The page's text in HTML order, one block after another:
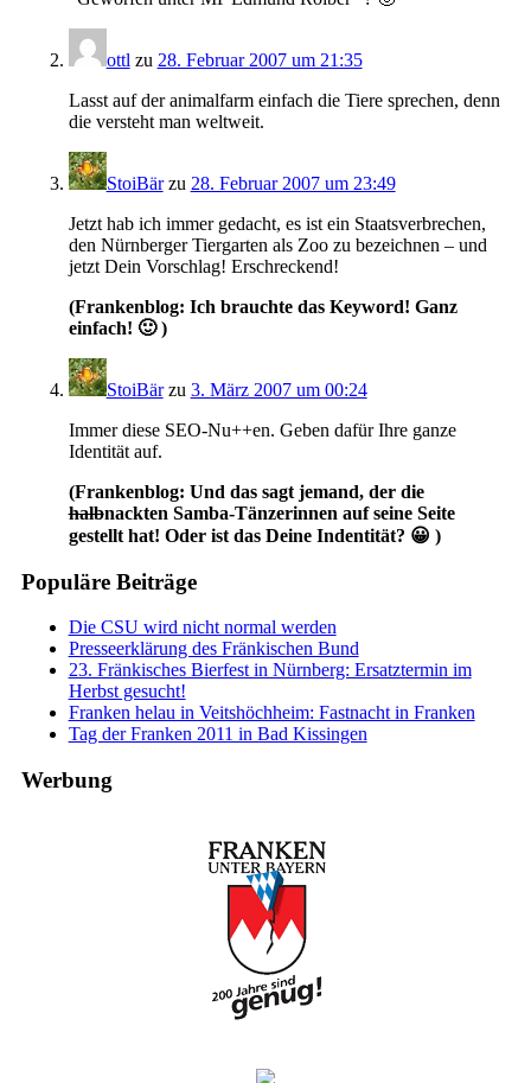
ottl zu 28. Februar 2007 um 21:35
Lasst auf der animalfarm einfach die Tiere sprechen, denn
die versteht man weltweit.
StoiBärzu 28. Februar 2007 um 23:49
Jetzt hab ich immer gedacht, es ist ein Staatsverbrechen,
den Nürnberger Tiergarten als Zoo zu bezeichnen – und
jetzt Dein Vorschlag! Erschreckend!
(Frankenblog: Ich brauchte das Keyword! Ganz
einfach! 🙂 )
StoiBärzu 3. März 2007 um 00:24
Immer diese SEO-Nu++en. Geben dafür Ihre ganze
Identität auf.
(Frankenblog: Und das sagt jemand, der die
halbnackten Samba-Tänzerinnen auf seine Seite
gestellt hat! Oder ist das Deine Indentität? 😀 )
Populäre Beiträge
Die CSU wird nicht normal werden
Presseerklärung des Fränkischen Bund
23. Fränkisches Bierfest in Nürnberg: Ersatztermin im
Herbst gesucht!
Franken helau in Veitshöchheim: Fastnacht in Franken
Tag der Franken 2011 in Bad Kissingen
Werbung